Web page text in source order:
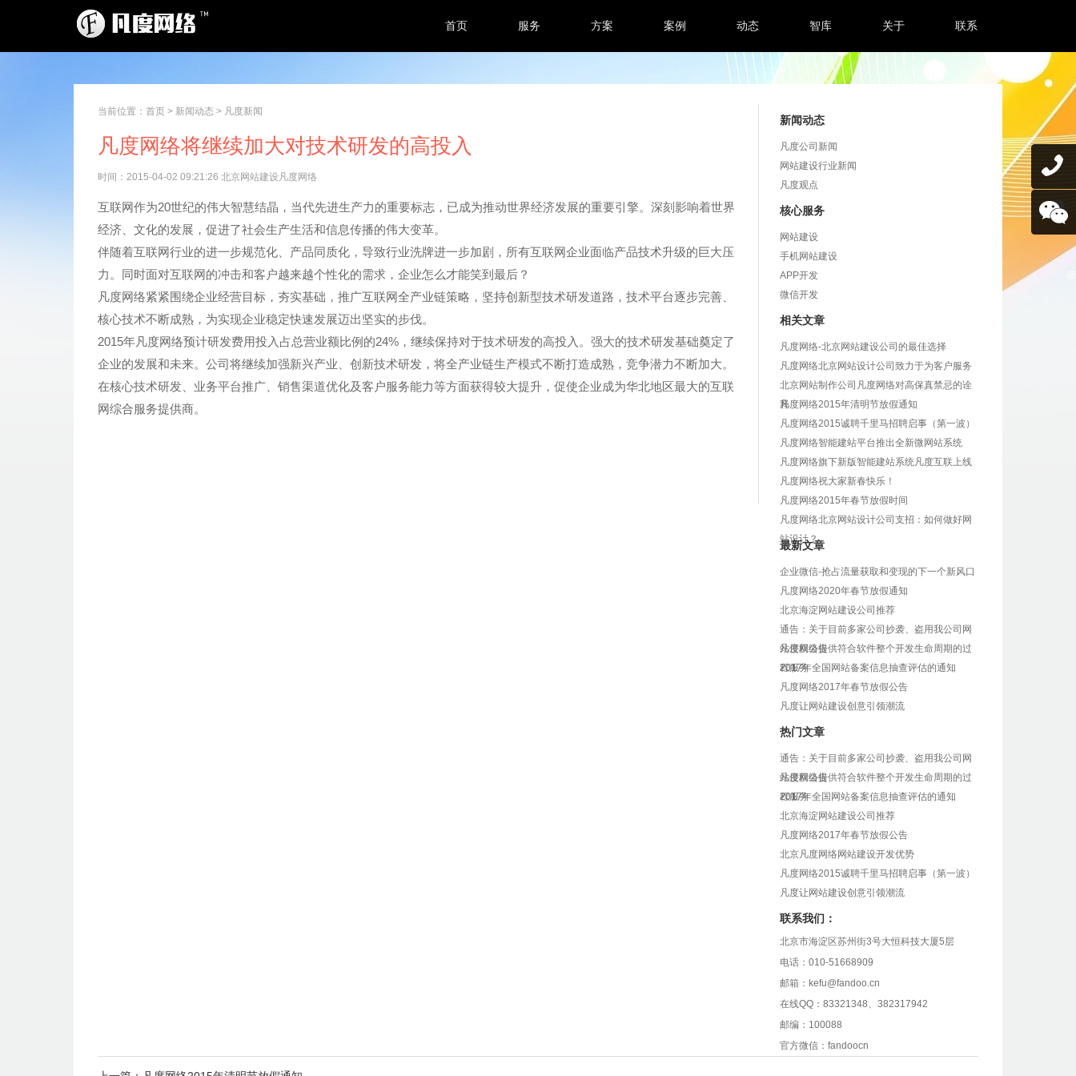
首页 服务 方案 案例 动态 智库 关于 联系
当前位置： 首页 > 新闻动态 > 凡度新闻
凡度网络将继续加大对技术研发的高投入
时间：2015-04-02 09:21:26 北京网站建设凡度网络
互联网作为20世纪的伟大智慧结晶，当代先进生产力的重要标志，已成为推动世界经济发展的重要引擎。深刻影响着世界
经济、文化的发展，促进了社会生产生活和信息传播的伟大变革。
伴随着互联网行业的进一步规范化、产品同质化，导致行业洗牌进一步加剧，所有互联网企业面临产品技术升级的巨大压
力。同时面对互联网的冲击和客户越来越个性化的需求，企业怎么才能笑到最后？
凡度网络紧紧围绕企业经营目标，夯实基础，推广互联网全产业链策略，坚持创新型技术研发道路，技术平台逐步完善、
核心技术不断成熟，为实现企业稳定快速发展迈出坚实的步伐。
2015年凡度网络预计研发费用投入占总营业额比例的24%，继续保持对于技术研发的高投入。强大的技术研发基础奠定了
企业的发展和未来。公司将继续加强新兴产业、创新技术研发，将全产业链生产模式不断打造成熟，竞争潜力不断加大。
在核心技术研发、业务平台推广、销售渠道优化及客户服务能力等方面获得较大提升，促使企业成为华北地区最大的互联
网综合服务提供商。
新闻动态
凡度公司新闻
网站建设行业新闻
凡度观点
核心服务
网站建设
手机网站建设
APP开发
微信开发
相关文章
凡度网络-北京网站建设公司的最佳选择
凡度网络北京网站设计公司致力于为客户服务
北京网站制作公司凡度网络对高保真禁忌的诠
释
凡度网络2015年清明节放假通知
凡度网络2015诚聘千里马招聘启事（第一波）
凡度网络智能建站平台推出全新微网站系统
凡度网络旗下新版智能建站系统凡度互联上线
凡度网络祝大家新春快乐！
凡度网络2015年春节放假时间
凡度网络北京网站设计公司支招：如何做好网
站设计？
最新文章
企业微信-抢占流量获取和变现的下一个新风口
凡度网络2020年春节放假通知
北京海淀网站建设公司推荐
通告：关于目前多家公司抄袭、盗用我公司网
站侵权公告
凡度网络提供符合软件整个开发生命周期的过
程服务
2017年全国网站备案信息抽查评估的通知
凡度网络2017年春节放假公告
凡度让网站建设创意引领潮流
热门文章
通告：关于目前多家公司抄袭、盗用我公司网
站侵权公告
凡度网络提供符合软件整个开发生命周期的过
程服务
2017年全国网站备案信息抽查评估的通知
北京海淀网站建设公司推荐
凡度网络2017年春节放假公告
北京凡度网络网站建设开发优势
凡度网络2015诚聘千里马招聘启事（第一波）
凡度让网站建设创意引领潮流
联系我们：
北京市海淀区苏州街3号大恒科技大厦5层
电话：010-51668909
邮箱：kefu@fandoo.cn
在线QQ：83321348、382317942
邮编：100088
官方微信：fandoocn